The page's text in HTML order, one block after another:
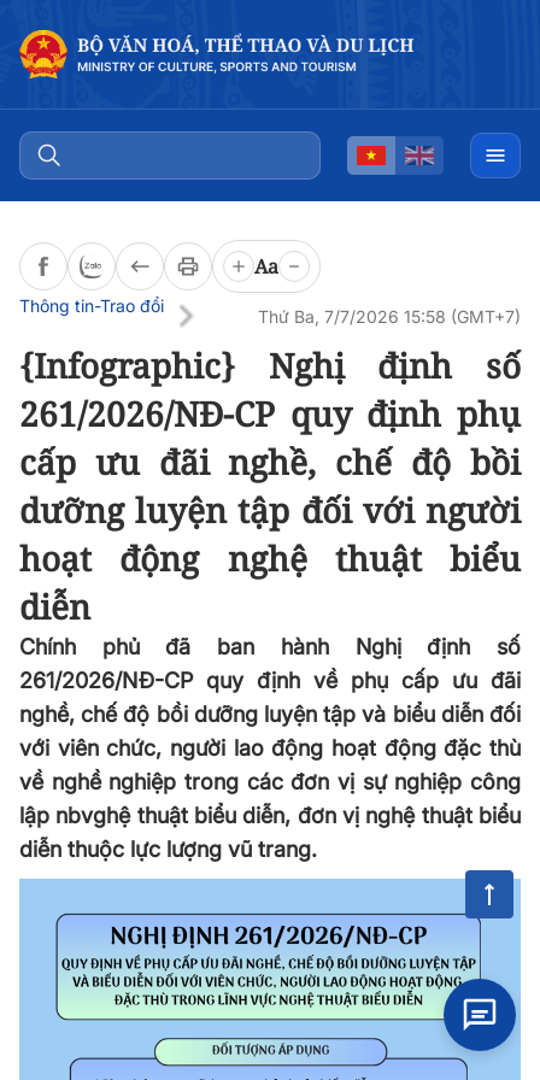
Aa
Thông tin-Trao đổi
Thứ Ba, 7/7/2026 15:58 (GMT+7)
{Infographic} Nghị định số
261/2026/NĐ-CP quy định phụ
cấp ưu đãi nghề, chế độ bồi
dưỡng luyện tập đối với người
hoạt động nghệ thuật biểu
diễn
Chính phủ đã ban hành Nghị định số
261/2026/NĐ-CP quy định về phụ cấp ưu đãi
nghề, chế độ bồi dưỡng luyện tập và biểu diễn đối
với viên chức, người lao động hoạt động đặc thù
về nghề nghiệp trong các đơn vị sự nghiệp công
lập nbvghệ thuật biểu diễn, đơn vị nghệ thuật biểu
diễn thuộc lực lượng vũ trang.
Đọc bài